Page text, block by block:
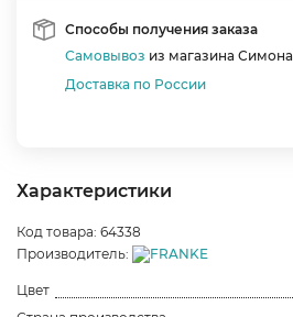
Способы получения заказа
Самовывоз из магазина Симона
Доставка по России
Характеристики
Код товара: 64338
Производитель:
Цвет